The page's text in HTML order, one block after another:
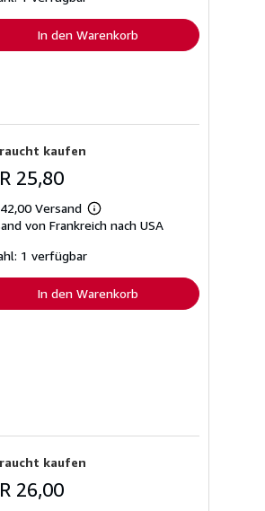
In den Warenkorb
kaufen
25,80
42,00 Versand
Weitere
Informationen
von Frankreich nach USA
1 verfügbar
In den Warenkorb
kaufen
26,00